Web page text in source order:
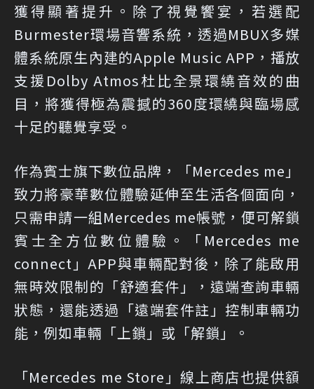
獲得顯著提升。除了視覺饗宴，若選配
Burmester環場音響系統，透過MBUX多媒
體系統原生內建的Apple Music APP，播放
支援Dolby Atmos杜比全景環繞音效的曲
目，將獲得極為震撼的360度環繞與臨場感
十足的聽覺享受。
作為賓士旗下數位品牌，「Mercedes me」
致力將豪華數位體驗延伸至生活各個面向，
只需申請一組Mercedes me帳號，便可解鎖
賓士全方位數位體驗。「Mercedes me
connect」APP與車輛配對後，除了能啟用
無時效限制的「舒適套件」，遠端查詢車輛
狀態，還能透過「遠端套件註」控制車輛功
能，例如車輛「上鎖」或「解鎖」。
「Mercedes me Store」線上商店也提供額